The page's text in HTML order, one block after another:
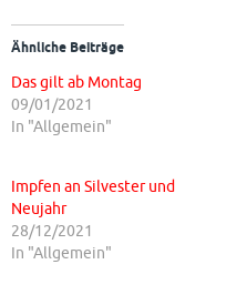
Ähnliche Beiträge
Das gilt ab Montag
09/01/2021
In "Allgemein"
Impfen an Silvester und
Neujahr
28/12/2021
In "Allgemein"